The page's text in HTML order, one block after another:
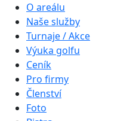
O areálu
Naše služby
Turnaje / Akce
Výuka golfu
Ceník
Pro firmy
Členství
Foto